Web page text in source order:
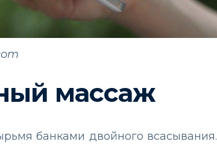
массаж
банками двойного всасывания.